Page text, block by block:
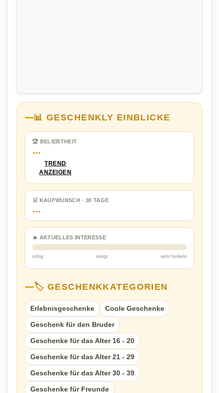
📊 GESCHENKLY EINBLICKE
🏆 BELIEBTHEIT
…
TREND
ANZEIGEN
🛒 KAUFWUNSCH · 30 TAGE
…
🔥 AKTUELLES INTERESSE
ruhig steigt sehr beliebt
🏷️ GESCHENKKATEGORIEN
Erlebnisgeschenke Coole Geschenke
Geschenk für den Bruder
Geschenke für das Alter 16 - 20
Geschenke für das Alter 21 - 29
Geschenke für das Alter 30 - 39
Geschenke für Freunde